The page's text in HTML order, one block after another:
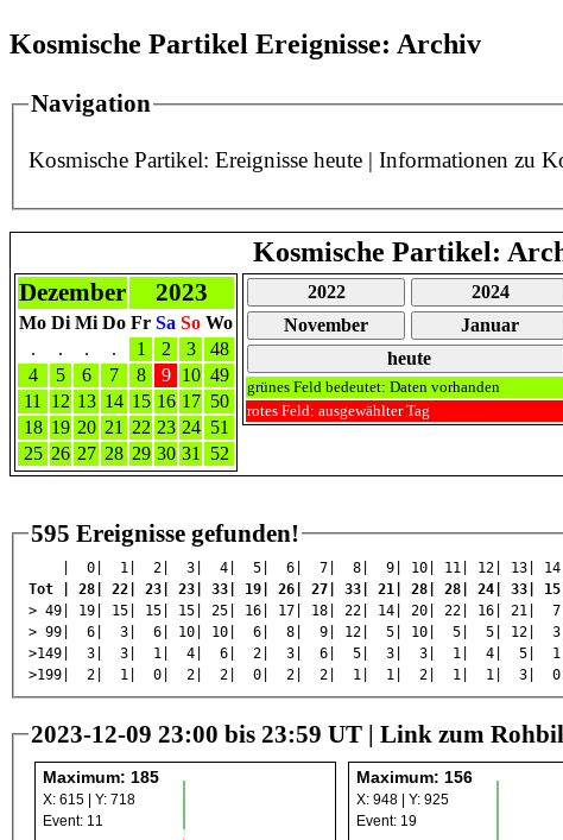
Kosmische Partikel Ereignisse: Archiv
Navigation
Kosmische Partikel: Ereignisse heute | Informationen zu
Kosmische Partikel:
Dezember 2023
Mo Di Mi Do Fr Sa So Wo
.
. . . 1 2 3
48
4
5 6 7 8 9 10 49
11
12 13 14 15 16 17 50
18 19 20 21 22 23 24 51
25 26 27 28 29 30 31 52
2022
2024
November
Januar
heute
grünes Feld bedeutet: Daten vorhanden
rotes Feld: ausgewählter Tag
595 Ereignisse gefunden!
| 0| 1| 2| 3| 4| 5| 6| 7| 8| 9| 10| 11| 12| 13| 14| 15|
Tot | 28| 22| 23| 23| 33| 19| 26| 27| 33| 21| 28| 28| 24| 33|
> 49| 19| 15| 15| 15| 25| 16| 17| 18| 22| 14| 20| 22| 16| 21|
> 99| 6| 3| 6| 10| 10| 6| 8| 9| 12| 5| 10| 5| 5|
>149| 3| 3| 1| 4| 6| 2| 3| 6| 5| 3| 3| 1| 4| 5|
>199| 2| 1| 0| 2| 2| 0| 2| 2| 1| 1| 2| 1| 1| 3|
2023-12-09 23:00 bis 23:59 UT | Link zum
Maximum: 185
X: 615 | Y: 718
Event: 11
Maximum: 156
X: 948 | Y: 925
Event: 19